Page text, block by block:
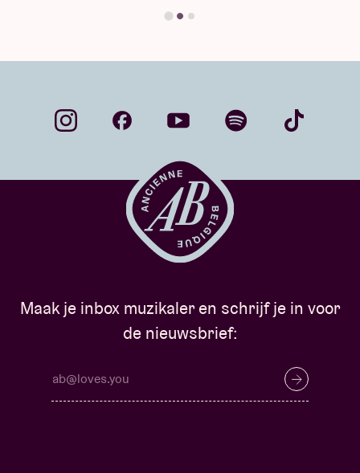
Maak je inbox muzikaler en schrijf je in voor
de nieuwsbrief: